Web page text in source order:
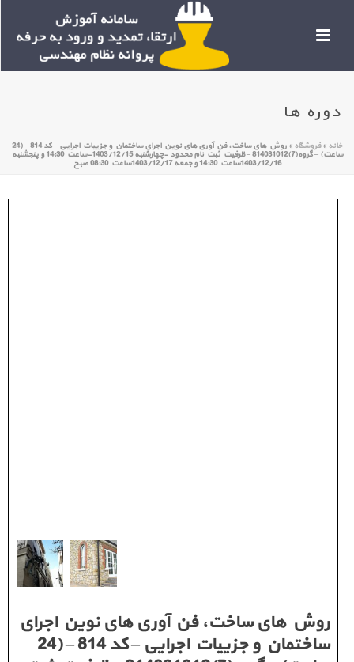
دوره ها
خانه »فروشگاه » روش های ساخت، فن آوری های نوین اجرای ساختمان و جزییات اجرایی – کد 814 – (24
ساعت) – گروه(7)814031012 – ظرفیت ثبت نام محدود -چهارشنبه 1403/12/15-ساعت 14:30 و پنجشنبه
1403/12/16ساعت 14:30 و جمعه 1403/12/17ساعت 08:30 صبح
روش های ساخت، فن آوری های نوین اجرای
ساختمان و جزییات اجرایی – کد 814 – (24